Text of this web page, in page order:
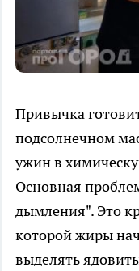
Привычка
подсолнечном
ужин в
Основная
дымления". Это
которой жиры
выделять